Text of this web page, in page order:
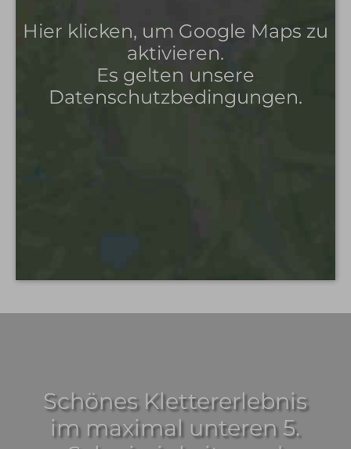
Hier klicken, um Google Maps zu
aktivieren.
Es gelten unsere
Datenschutzbedingungen.
Schönes Klettererlebnis
im maximal unteren 5.